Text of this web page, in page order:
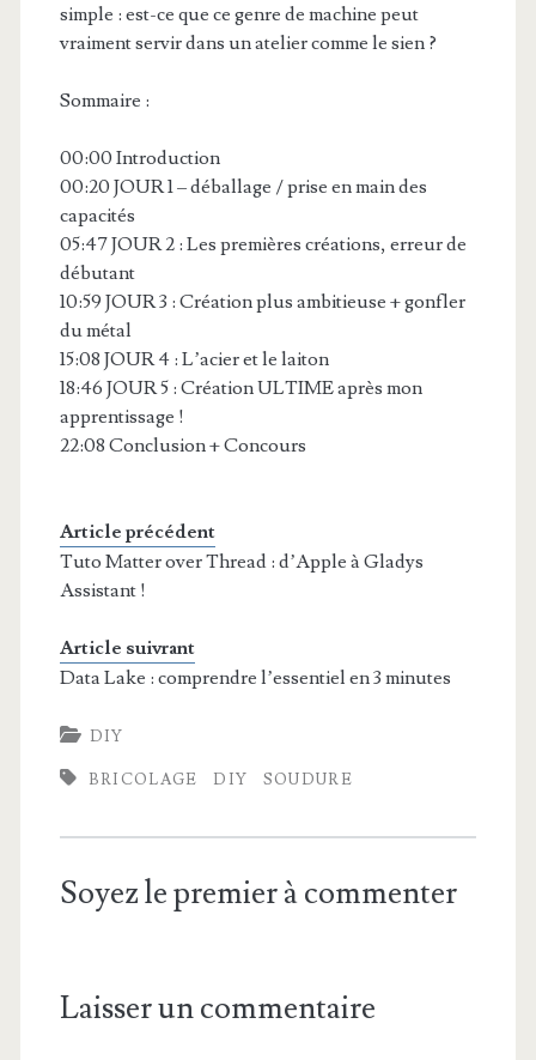
simple : est-ce que ce genre de machine peut
vraiment servir dans un atelier comme le sien ?
Sommaire :
00:00 Introduction
00:20 JOUR 1 – déballage / prise en main des
capacités
05:47 JOUR 2 : Les premières créations, erreur de
débutant
10:59 JOUR 3 : Création plus ambitieuse + gonfler
du métal
15:08 JOUR 4 : L’acier et le laiton
18:46 JOUR 5 : Création ULTIME après mon
apprentissage !
22:08 Conclusion + Concours
Article précédent
Tuto Matter over Thread : d’Apple à Gladys
Assistant !
Article suivrant
Data Lake : comprendre l’essentiel en 3 minutes
DIY
BRICOLAGE DIY SOUDURE
Soyez le premier à commenter
Laisser un commentaire